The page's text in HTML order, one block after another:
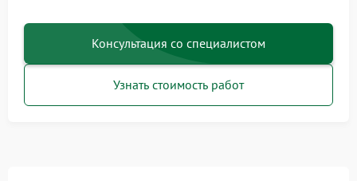
Консультация со специалистом
Узнать стоимость работ